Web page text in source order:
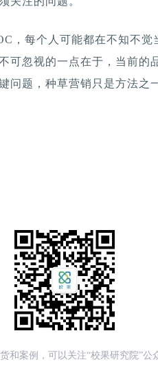
，每个人可能都在不知不觉
可忽视的一点在于，当前的
问题，种草营销只是方法之
和案例，可以关注“校果研究院”公